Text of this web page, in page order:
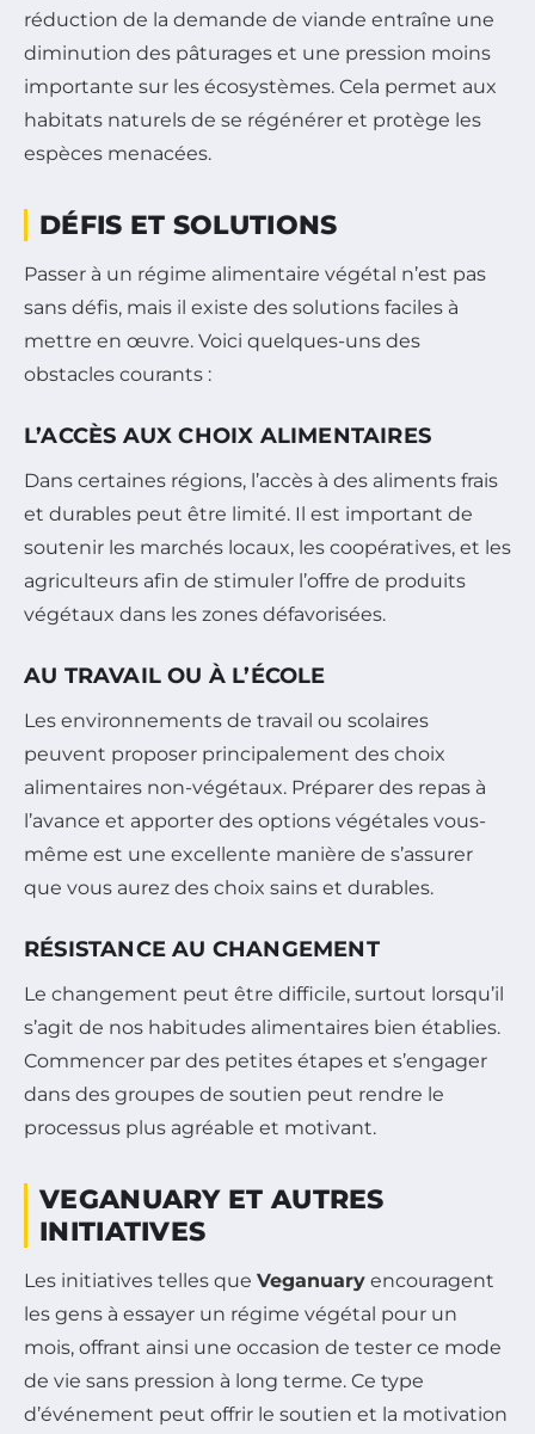
réduction de la demande de viande entraîne une
diminution des pâturages et une pression moins
importante sur les écosystèmes. Cela permet aux
habitats naturels de se régénérer et protège les
espèces menacées.
DÉFIS ET SOLUTIONS
Passer à un régime alimentaire végétal n’est pas
sans défis, mais il existe des solutions faciles à
mettre en œuvre. Voici quelques-uns des
obstacles courants :
L’ACCÈS AUX CHOIX ALIMENTAIRES
Dans certaines régions, l’accès à des aliments frais
et durables peut être limité. Il est important de
soutenir les marchés locaux, les coopératives, et les
agriculteurs afin de stimuler l’offre de produits
végétaux dans les zones défavorisées.
AU TRAVAIL OU À L’ÉCOLE
Les environnements de travail ou scolaires
peuvent proposer principalement des choix
alimentaires non-végétaux. Préparer des repas à
l’avance et apporter des options végétales vous-
même est une excellente manière de s’assurer
que vous aurez des choix sains et durables.
RÉSISTANCE AU CHANGEMENT
Le changement peut être difficile, surtout lorsqu’il
s’agit de nos habitudes alimentaires bien établies.
Commencer par des petites étapes et s’engager
dans des groupes de soutien peut rendre le
processus plus agréable et motivant.
VEGANUARY ET AUTRES
INITIATIVES
Les initiatives telles que Veganuary encouragent
les gens à essayer un régime végétal pour un
mois, offrant ainsi une occasion de tester ce mode
de vie sans pression à long terme. Ce type
d’événement peut offrir le soutien et la motivation